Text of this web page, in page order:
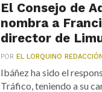
El Consejo de
nombra a
director de
POREL LORQUINO
Ibáñez ha sido el
Tráfico, teniendo a su